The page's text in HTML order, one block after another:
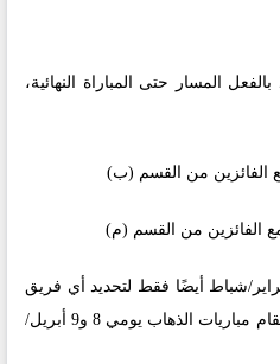
المسار حتى المباراة النهائية،
الفائزين من القسم (ب)
الفائزين من القسم (م)
قرعة هذا الدور يوم 21 فبراير/شباط أيضًا فقط لتحديد أي فريق
يخوض لقاء الذهاب على ملعبه، وتقام مباريات الذهاب يومي 8 و9 أبريل/